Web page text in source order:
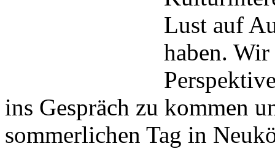
Lust auf
haben. Wir
ins Gespräch zu kommen
sommerlichen Tag in